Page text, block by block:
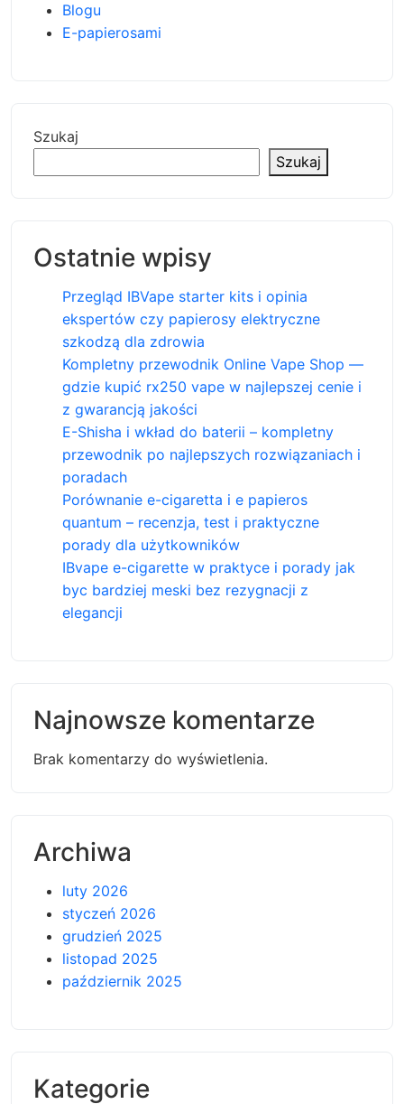
Blogu
E-papierosami
Szukaj
Szukaj
Ostatnie wpisy
Przegląd IBVape starter kits i opinia
ekspertów czy papierosy elektryczne
szkodzą dla zdrowia
Kompletny przewodnik Online Vape Shop —
gdzie kupić rx250 vape w najlepszej cenie i
z gwarancją jakości
E-Shisha i wkład do baterii – kompletny
przewodnik po najlepszych rozwiązaniach i
poradach
Porównanie e-cigaretta i e papieros
quantum – recenzja, test i praktyczne
porady dla użytkowników
IBvape e-cigarette w praktyce i porady jak
byc bardziej meski bez rezygnacji z
elegancji
Najnowsze komentarze
Brak komentarzy do wyświetlenia.
Archiwa
luty 2026
styczeń 2026
grudzień 2025
listopad 2025
październik 2025
Kategorie